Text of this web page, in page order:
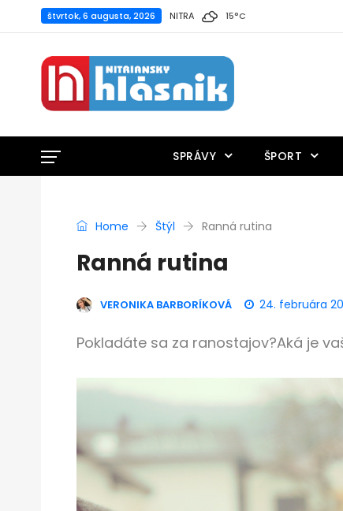
štvrtok, 6 augusta, 2026 NITRA 15°C
SPRÁVY ŠPORT
Home Štýl Ranná rutina
Ranná rutina
VERONIKA BARBORÍKOVÁ 24. februára
Pokladáte sa za ranostajov?Aká je